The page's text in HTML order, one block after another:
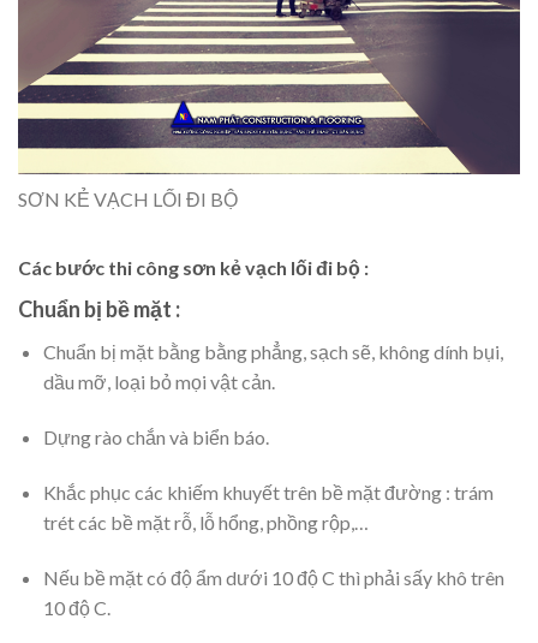
SƠN KẺ VẠCH LỐI ĐI BỘ
Các bước thi công sơn kẻ vạch lối đi bộ :
Chuẩn bị bề mặt :
Chuẩn bị mặt bằng bằng phẳng, sạch sẽ, không dính bụi,
dầu mỡ, loại bỏ mọi vật cản.
Dựng rào chắn và biển báo.
Khắc phục các khiếm khuyết trên bề mặt đường : trám
trét các bề mặt rỗ, lỗ hổng, phồng rộp,…
Nếu bề mặt có độ ẩm dưới 10 độ C thì phải sấy khô trên
10 độ C.